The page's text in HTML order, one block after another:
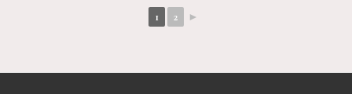
1 2 ►